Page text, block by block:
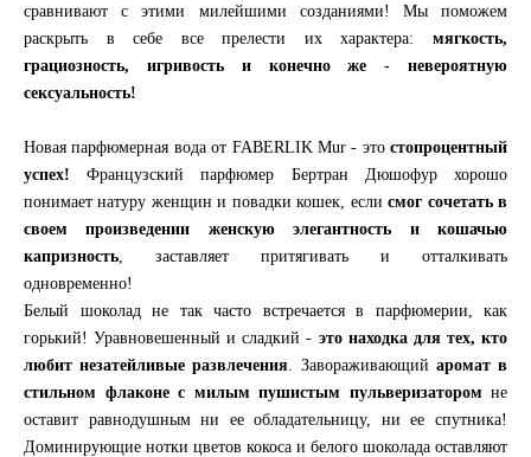
сравнивают с этими милейшими созданиями! Мы поможем
раскрыть в себе все прелести их характера: мягкость,
грациозность, игривость и конечно же - невероятную
сексуальность!
Новая парфюмерная вода от FABERLIK Mur - это стопроцентный
успех! Французский парфюмер Бертран Дюшофур хорошо
понимает натуру женщин и повадки кошек, еслисмог сочетать в
своем произведении женскую элегантность и кошачью
капризность , заставляет притягивать и отталкивать
одновременно!
Белый шоколад не так часто встречается в парфюмерии, как
горький! Уравновешенный и сладкий - это находка для тех, кто
любит незатейливые развлечения . Завораживающий аромат в
стильном флаконе с милым пушистым пульверизатором не
оставит равнодушным ни ее обладательницу, ни ее спутника!
Доминирующие нотки цветов кокоса и белого шоколада оставляют